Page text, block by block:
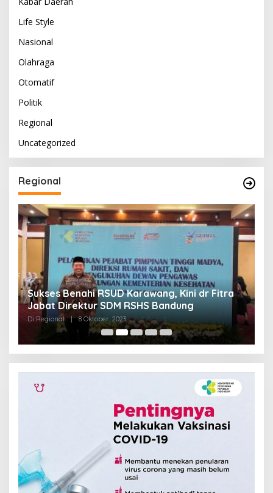
Life Style
Nasional
Olahraga
Otomatif
Politik
Regional
Uncategorized
Regional
Sukses Benahi RSUD Karawang, Kini dr Fitra
Jabat Direktur SDM RSHS Bandung
Di Regional | 8 Oktober, 2023